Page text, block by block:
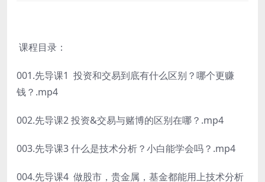
课程目录：
001.先导课1 投资和交易到底有什么区别？哪个更赚
钱？.mp4
002.先导课2 投资&交易与赌博的区别在哪？.mp4
003.先导课3 什么是技术分析？小白能学会吗？.mp4
004.先导课4 做股市，贵金属，基金都能用上技术分析